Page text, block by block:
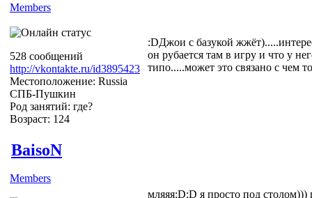
Members
528 сообщений
http://vkontakte.ru/id3895423
Местоположение: Russia
СПБ-Пушкин
Род занятий: где?
Возраст: 124
:DДжои с базукой
он рубается там в игру и что у
типо.....может это связано с чем
BaisoN
Members
мляяя:D:D я просто под